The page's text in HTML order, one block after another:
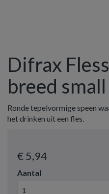
Difrax
breed
Ronde tepelvormige speen
het drinken uit een fles.
€ 5,94
Aantal